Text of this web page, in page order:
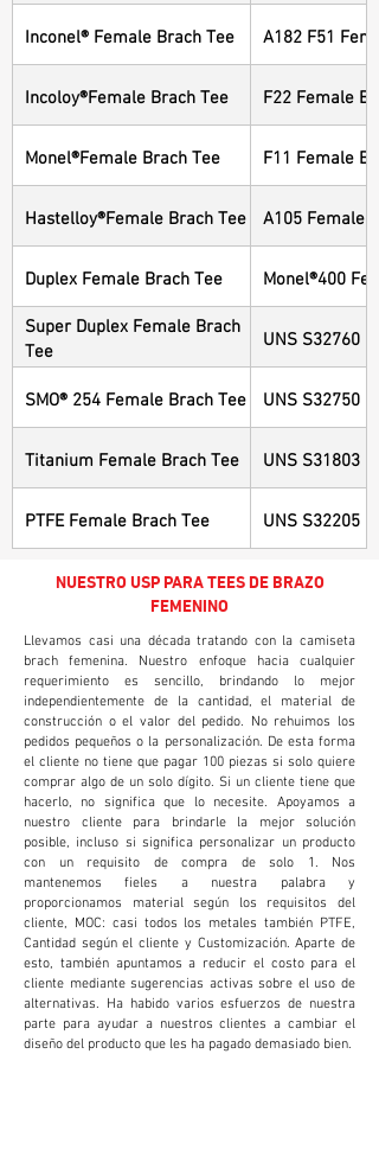
Inconel® Female Brach Tee A182 F51
Incoloy®Female Brach Tee F22 Female
Monel®Female Brach Tee F11 Female
Hastelloy®Female Brach Tee A105 Female
Duplex Female Brach Tee
Monel®400
Super Duplex Female Brach
Tee
UNS S32760
SMO® 254 Female Brach Tee UNS S32750
Titanium Female Brach Tee UNS S31803
PTFE Female Brach Tee UNS S32205
NUESTRO USP PARA TEES DE BRAZO
FEMENINO
Llevamos casi una década tratando con la camiseta
brach femenina. Nuestro enfoque hacia cualquier
requerimiento es sencillo, brindando lo mejor
independientemente de la cantidad, el material de
construcción o el valor del pedido. No rehuimos los
pedidos pequeños o la personalización. De esta forma
el cliente no tiene que pagar 100 piezas si solo quiere
comprar algo de un solo dígito. Si un cliente tiene que
hacerlo, no significa que lo necesite. Apoyamos a
nuestro cliente para brindarle la mejor solución
posible, incluso si significa personalizar un producto
con un requisito de compra de solo 1. Nos
mantenemos fieles a nuestra palabra y
proporcionamos material según los requisitos del
cliente, MOC: casi todos los metales también PTFE,
Cantidad según el cliente y Customización. Aparte de
esto, también apuntamos a reducir el costo para el
cliente mediante sugerencias activas sobre el uso de
alternativas. Ha habido varios esfuerzos de nuestra
parte para ayudar a nuestros clientes a cambiar el
diseño del producto que les ha pagado demasiado bien.